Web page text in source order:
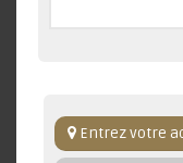
Entrez votre